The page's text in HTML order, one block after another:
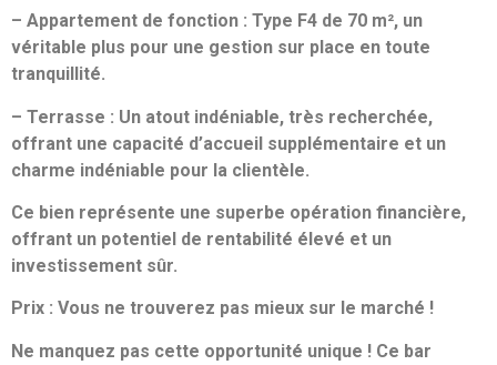
– Appartement de fonction : Type F4 de 70 m², un
véritable plus pour une gestion sur place en toute
tranquillité.
– Terrasse : Un atout indéniable, très recherchée,
offrant une capacité d’accueil supplémentaire et un
charme indéniable pour la clientèle.
Ce bien représente une superbe opération financière,
offrant un potentiel de rentabilité élevé et un
investissement sûr.
Prix : Vous ne trouverez pas mieux sur le marché !
Ne manquez pas cette opportunité unique ! Ce bar